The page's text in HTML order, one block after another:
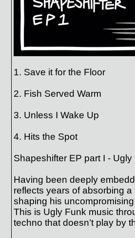
1. Save it for the Floor
2. Fish Served Warm
3. Unless I Wake Up
4. Hits the Spot
Shapeshifter EP part I - Ugly
Having been deeply
reflects years of absorbing
shaping his
This is Ugly Funk music
techno that doesn’t play by